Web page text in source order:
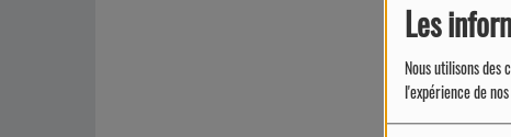
Les
Nous utilisons
l'expérience de